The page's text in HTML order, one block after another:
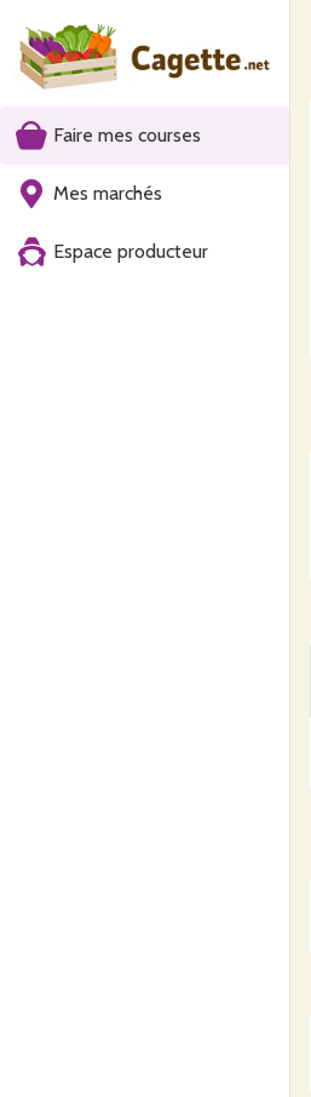
Faire mes courses
Mes marchés
Espace producteur